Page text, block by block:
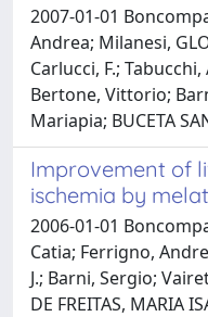
2007-01-01
Andrea; Milanesi,
Carlucci, F.;
Bertone, Vittorio;
Mariapia; BUCETA
Improvement of
ischemia by
2006-01-01
Catia; Ferrigno,
J.; Barni, Sergio;
DE FREITAS, MARIA